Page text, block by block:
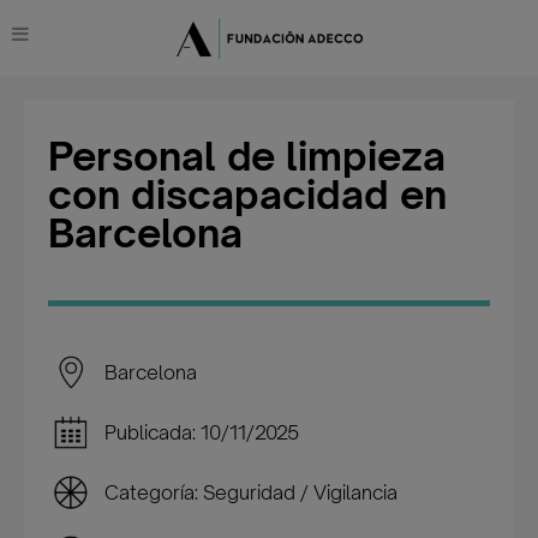
Personal de limpieza
con discapacidad en
Barcelona
Barcelona
Publicada: 10/11/2025
Categoría: Seguridad / Vigilancia